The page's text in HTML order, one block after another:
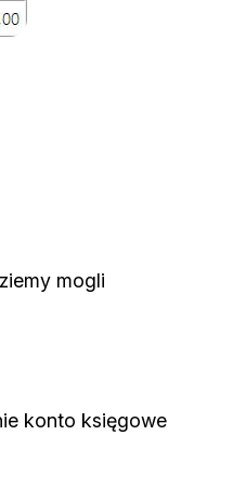
mogli
konto księgowe